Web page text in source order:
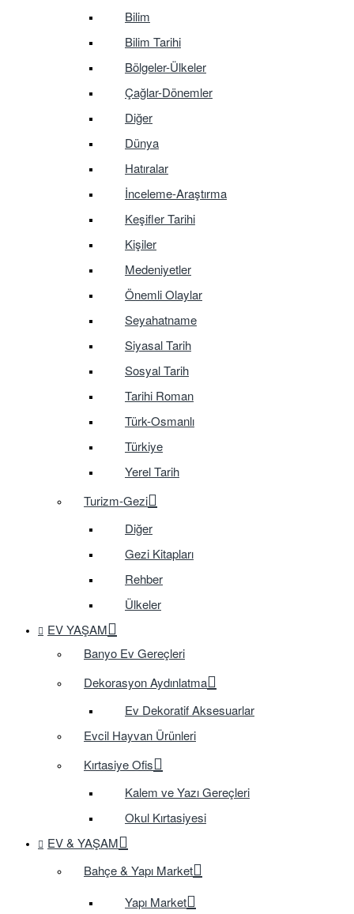
Bilim
Bilim Tarihi
Bölgeler-Ülkeler
Çağlar-Dönemler
Diğer
Dünya
Hatıralar
İnceleme-Araştırma
Keşifler Tarihi
Kişiler
Medeniyetler
Önemli Olaylar
Seyahatname
Siyasal Tarih
Sosyal Tarih
Tarihi Roman
Türk-Osmanlı
Türkiye
Yerel Tarih
Turizm-Gezi
Diğer
Gezi Kitapları
Rehber
Ülkeler
EV YAŞAM
Banyo Ev Gereçleri
Dekorasyon Aydınlatma
Ev Dekoratif Aksesuarlar
Evcil Hayvan Ürünleri
Kırtasiye Ofis
Kalem ve Yazı Gereçleri
Okul Kırtasiyesi
EV & YAŞAM
Bahçe & Yapı Market
Yapı Market